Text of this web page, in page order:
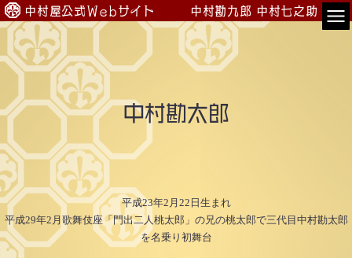
中村屋公式Webサイト 中村勘九郎 中村七之助
会員専用
公演案内
出演情報
TOP
入会のご案内
プロフィール
中村勘太郎
平成23年2月22日生まれ
平成29年2月歌舞伎座「門出二人桃太郎」の兄の桃太郎で三代目中村勘太郎
を名乗り初舞台